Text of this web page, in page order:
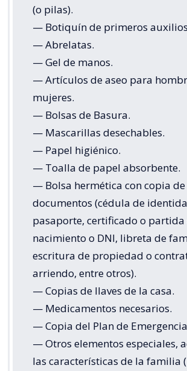
(o pilas).
— Botiquín de primeros
— Abrelatas.
— Gel de manos.
— Artículos de aseo para
mujeres.
— Bolsas de Basura.
— Mascarillas desechables.
— Papel higiénico.
— Toalla de papel absorbente.
— Bolsa hermética con copia de
documentos (cédula de
pasaporte, certificado o partida
nacimiento o DNI, libreta de
escritura de propiedad o
arriendo, entre otros).
— Copias de llaves de la casa.
— Medicamentos necesarios.
— Copia del Plan de
— Otros elementos especiales,
las características de la familia